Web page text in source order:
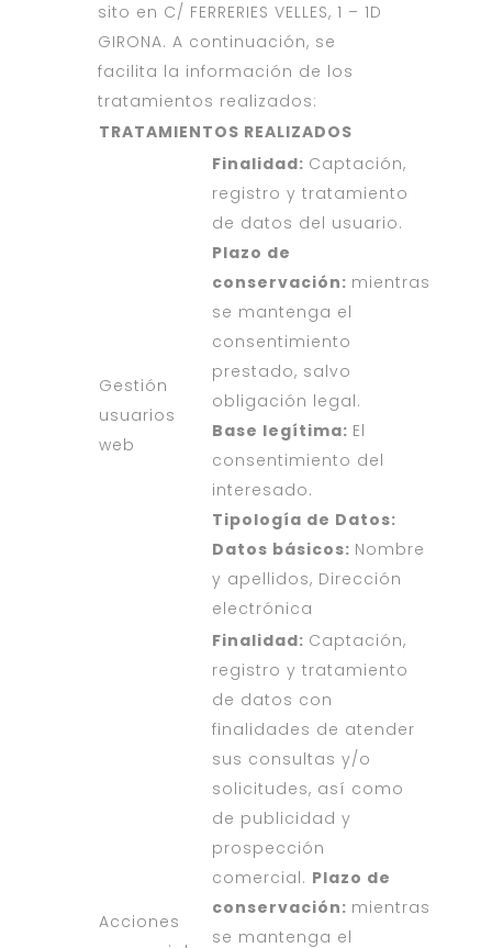
sito en C/ FERRERIES VELLES, 1 – 1D
GIRONA. A continuación, se
facilita la información de los
tratamientos realizados:
TRATAMIENTOS REALIZADOS
Gestión
usuarios
web
Finalidad: Captación,
registro y tratamiento
de datos del usuario.
Plazo de
conservación: mientras
se mantenga el
consentimiento
prestado, salvo
obligación legal.
Base legítima: El
consentimiento del
interesado.
Tipología de Datos:
Datos básicos: Nombre
y apellidos, Dirección
electrónica
Acciones
Finalidad: Captación,
registro y tratamiento
de datos con
finalidades de atender
sus consultas y/o
solicitudes, así como
de publicidad y
prospección
comercial. Plazo de
conservación: mientras
se mantenga el